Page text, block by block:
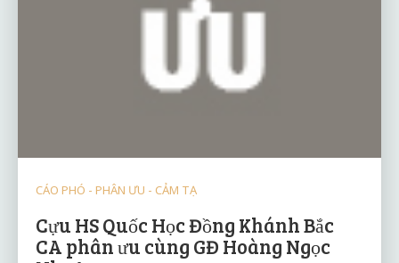
CÁO PHÓ - PHÂN ƯU - CẢM TẠ
Cựu HS Quốc Học Đồng Khánh Bắc
CA phân ưu cùng GĐ Hoàng Ngọc